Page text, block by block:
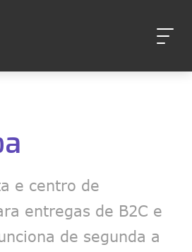
e centro de
entregas de B2C e
de segunda a